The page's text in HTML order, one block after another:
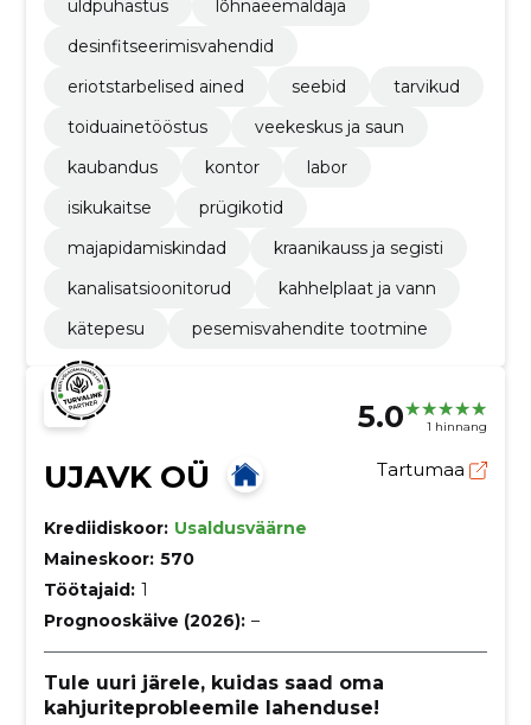
üldpuhastus
lõhnaeemaldaja
desinfitseerimisvahendid
eriotstarbelised ained
seebid
tarvikud
toiduainetööstus
veekeskus ja saun
kaubandus
kontor
labor
isikukaitse
prügikotid
majapidamiskindad
kraanikauss ja segisti
kanalisatsioonitorud
kahhelplaat ja vann
kätepesu
pesemisvahendite tootmine
5.0 1 hinnang
UJAVK OÜ Tartumaa
Krediidiskoor: Usaldusväärne
Maineskoor: 570
Töötajaid: 1
Prognooskäive (2026): –
Tule uuri järele, kuidas saad oma
kahjuriteprobleemile lahenduse!